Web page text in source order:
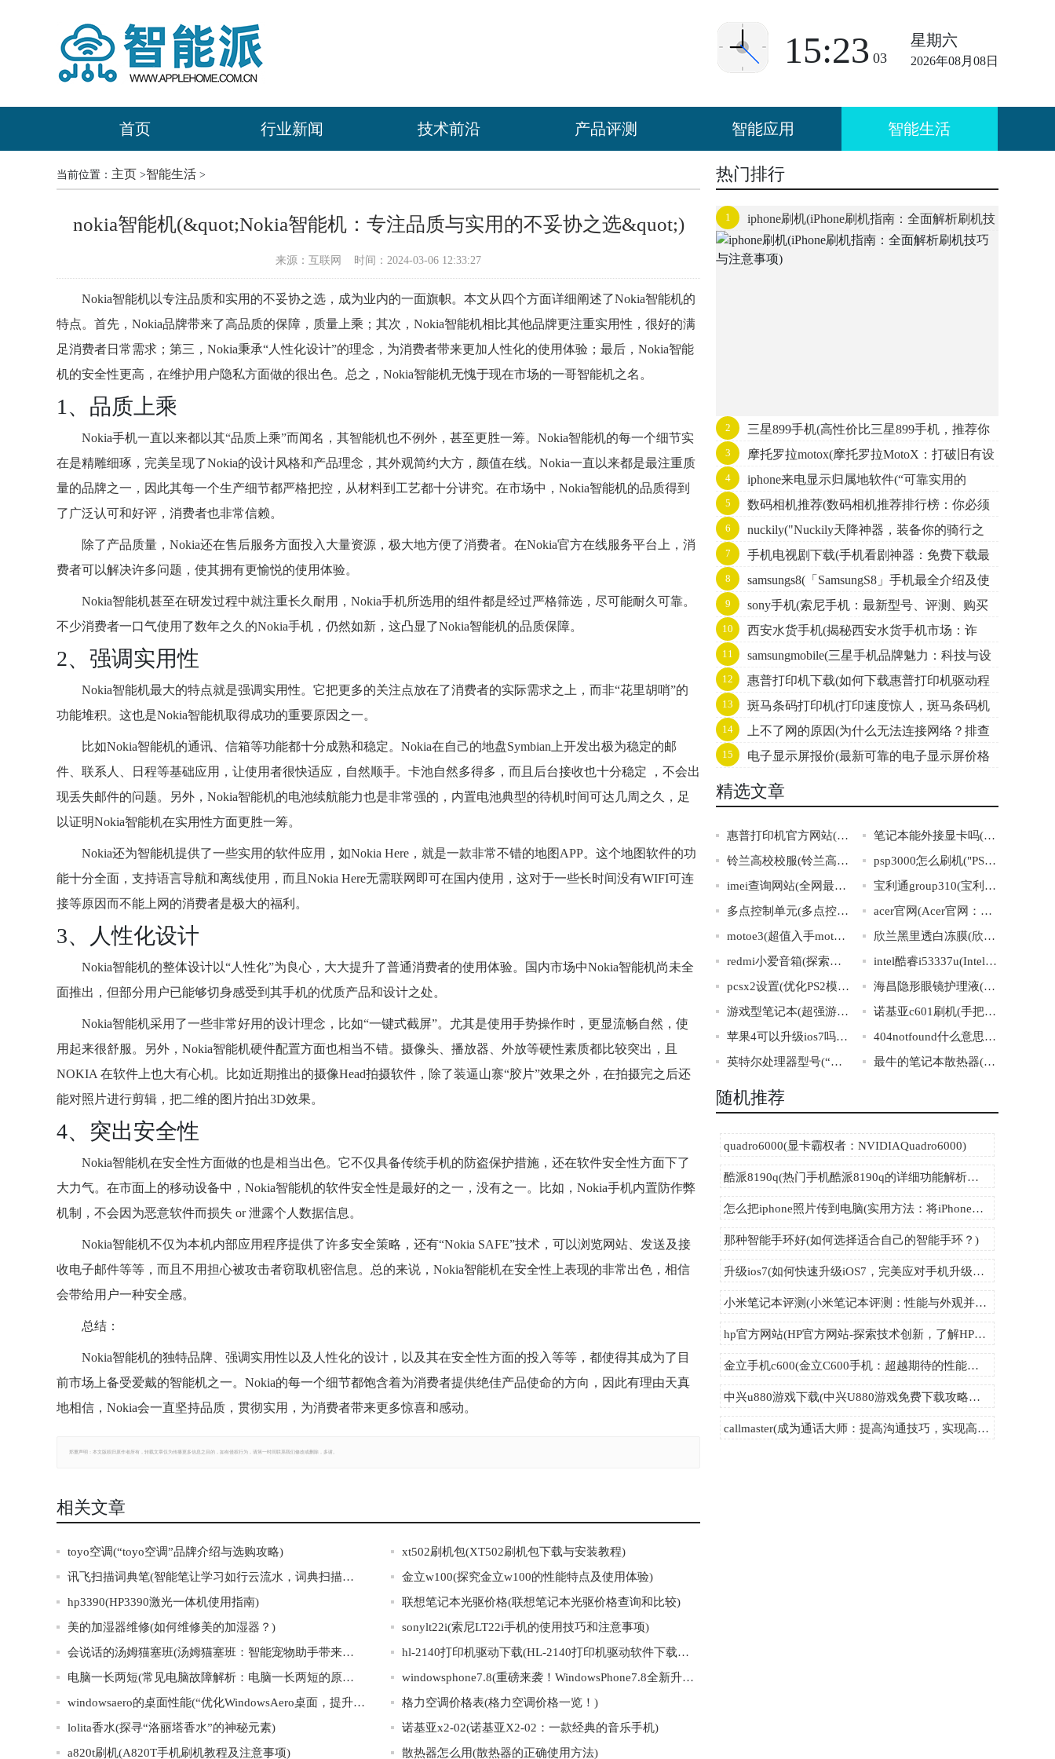
星期六
2026年08月08日
15:23 03
首页 行业新闻 技术前沿 产品评测 智能应用 智能生活
当前位置： 主页 >智能生活 >
nokia智能机(&quot;Nokia智能机：专注品质与实用的不妥协之选&quot;)
来源：互联网 时间：2024-03-06 12:33:27
Nokia智能机以专注品质和实用的不妥协之选，成为业内的一面旗帜。本文从四个方面详细阐述了Nokia智能机的
特点。首先，Nokia品牌带来了高品质的保障，质量上乘；其次，Nokia智能机相比其他品牌更注重实用性，很好的满
足消费者日常需求；第三，Nokia秉承“人性化设计”的理念，为消费者带来更加人性化的使用体验；最后，Nokia智能
机的安全性更高，在维护用户隐私方面做的很出色。总之，Nokia智能机无愧于现在市场的一哥智能机之名。
1、品质上乘
Nokia手机一直以来都以其“品质上乘”而闻名，其智能机也不例外，甚至更胜一筹。Nokia智能机的每一个细节实
在是精雕细琢，完美呈现了Nokia的设计风格和产品理念，其外观简约大方，颜值在线。Nokia一直以来都是最注重质
量的品牌之一，因此其每一个生产细节都严格把控，从材料到工艺都十分讲究。在市场中，Nokia智能机的品质得到
了广泛认可和好评，消费者也非常信赖。
除了产品质量，Nokia还在售后服务方面投入大量资源，极大地方便了消费者。在Nokia官方在线服务平台上，消
费者可以解决许多问题，使其拥有更愉悦的使用体验。
Nokia智能机甚至在研发过程中就注重长久耐用，Nokia手机所选用的组件都是经过严格筛选，尽可能耐久可靠。
不少消费者一口气使用了数年之久的Nokia手机，仍然如新，这凸显了Nokia智能机的品质保障。
2、强调实用性
Nokia智能机最大的特点就是强调实用性。它把更多的关注点放在了消费者的实际需求之上，而非“花里胡哨”的
功能堆积。这也是Nokia智能机取得成功的重要原因之一。
比如Nokia智能机的通讯、信箱等功能都十分成熟和稳定。Nokia在自己的地盘Symbian上开发出极为稳定的邮
件、联系人、日程等基础应用，让使用者很快适应，自然顺手。卡池自然多得多，而且后台接收也十分稳定 ，不会出
现丢失邮件的问题。另外，Nokia智能机的电池续航能力也是非常强的，内置电池典型的待机时间可达几周之久，足
以证明Nokia智能机在实用性方面更胜一筹。
Nokia还为智能机提供了一些实用的软件应用，如Nokia Here，就是一款非常不错的地图APP。这个地图软件的功
能十分全面，支持语言导航和离线使用，而且Nokia Here无需联网即可在国内使用，这对于一些长时间没有WIFI可连
接等原因而不能上网的消费者是极大的福利。
3、人性化设计
Nokia智能机的整体设计以“人性化”为良心，大大提升了普通消费者的使用体验。国内市场中Nokia智能机尚未全
面推出，但部分用户已能够切身感受到其手机的优质产品和设计之处。
Nokia智能机采用了一些非常好用的设计理念，比如“一键式截屏”。尤其是使用手势操作时，更显流畅自然，使
用起来很舒服。另外，Nokia智能机硬件配置方面也相当不错。摄像头、播放器、外放等硬性素质都比较突出，且
NOKIA 在软件上也大有心机。比如近期推出的摄像Head拍摄软件，除了装逼山寨“胶片”效果之外，在拍摄完之后还
能对照片进行剪辑，把二维的图片拍出3D效果。
4、突出安全性
Nokia智能机在安全性方面做的也是相当出色。它不仅具备传统手机的防盗保护措施，还在软件安全性方面下了
大力气。在市面上的移动设备中，Nokia智能机的软件安全性是最好的之一，没有之一。比如，Nokia手机内置防作弊
机制，不会因为恶意软件而损失 or 泄露个人数据信息。
Nokia智能机不仅为本机内部应用程序提供了许多安全策略，还有“Nokia SAFE”技术，可以浏览网站、发送及接
收电子邮件等等，而且不用担心被攻击者窃取机密信息。总的来说，Nokia智能机在安全性上表现的非常出色，相信
会带给用户一种安全感。
总结：
Nokia智能机的独特品牌、强调实用性以及人性化的设计，以及其在安全性方面的投入等等，都使得其成为了目
前市场上备受爱戴的智能机之一。Nokia的每一个细节都饱含着为消费者提供绝佳产品使命的方向，因此有理由天真
地相信，Nokia会一直坚持品质，贯彻实用，为消费者带来更多惊喜和感动。
郑重声明：本文版权归原作者所有，转载文章仅为传播更多信息之目的，如有侵权行为，请第一时间联系我们修改或删除，多谢。
相关文章
toyo空调(“toyo空调”品牌介绍与选购攻略)
xt502刷机包(XT502刷机包下载与安装教程)
讯飞扫描词典笔(智能笔让学习如行云流水，词典扫描一键高效，讯飞笔助您轻松学习)
金立w100(探究金立w100的性能特点及使用体验)
hp3390(HP3390激光一体机使用指南)
联想笔记本光驱价格(联想笔记本光驱价格查询和比较)
美的加湿器维修(如何维修美的加湿器？)
sonylt22i(索尼LT22i手机的使用技巧和注意事项)
会说话的汤姆猫塞班(汤姆猫塞班：智能宠物助手带来趣味互动)
hl-2140打印机驱动下载(HL-2140打印机驱动软件下载指南)
电脑一长两短(常见电脑故障解析：电脑一长两短的原因及解决方法)
windowsphone7.8(重磅来袭！WindowsPhone7.8全新升级震撼上线！)
windowsaero的桌面性能(“优化WindowsAero桌面，提升系统性能”)
格力空调价格表(格力空调价格一览！)
lolita香水(探寻“洛丽塔香水”的神秘元素)
诺基亚x2-02(诺基亚X2-02：一款经典的音乐手机)
a820t刷机(A820T手机刷机教程及注意事项)
散热器怎么用(散热器的正确使用方法)
热门排行
1
iphone刷机(iPhone刷机指南：全面解析刷机技
巧与注意事项)
2
三星899手机(高性价比三星899手机，推荐你
了解！)
3
摩托罗拉motox(摩托罗拉MotoX：打破旧有设
计定义的智能手机之一)
4
iphone来电显示归属地软件(“可靠实用的
iphone来电归属地查询工具”)
5
数码相机推荐(数码相机推荐排行榜：你必须
了解的五款相机)
6
nuckily("Nuckily天降神器，装备你的骑行之
旅")
7
手机电视剧下载(手机看剧神器：免费下载最
新电视剧！)
8
samsungs8(「SamsungS8」手机最全介绍及使
用技巧一览)
9
sony手机(索尼手机：最新型号、评测、购买
攻略全解析)
10
西安水货手机(揭秘西安水货手机市场：诈
骗、侵权、仿冒的惊人内幕)
11
samsungmobile(三星手机品牌魅力：科技与设
计的完美结合)
12
惠普打印机下载(如何下载惠普打印机驱动程
序)
13
斑马条码打印机(打印速度惊人，斑马条码机
来袭！)
14
上不了网的原因(为什么无法连接网络？排查
上不了网的原因！)
15
电子显示屏报价(最新可靠的电子显示屏价格
汇总)
精选文章
惠普打印机官方网站(惠普打印机官网，官方产品销售展示、驱动下载！)
笔记本能外接显卡吗(笔记本电脑是否支持外接显卡？)
铃兰高校校服(铃兰高校校服：校园时尚的代表之一)
psp3000怎么刷机("PSP3000刷机教程详解，一篇就够！")
imei查询网站(全网最全IMEI查询网站推荐！)
宝利通group310(宝利通310集团：产业多元化引领行业发展)
多点控制单元(多点控制单元：智能化控制系统的核心)
acer官网(Acer官网：笔记本电脑、平板电脑、桌面电脑、显示器与配件)
motoe3(超值入手motoe3，你的优秀小伙伴！)
欣兰黑里透白冻膜(欣兰黑里透白冻膜，发现肌肤的新亮点)
redmi小爱音箱(探索世界的好帮手——红米小爱音箱)
intel酷睿i53337u(Intel酷睿i53337U：高效处理，二合一笔记本首选！)
pcsx2设置(优化PS2模拟器配置方法总结)
海昌隐形眼镜护理液(海昌隐形眼镜护理液，给你透明的双眼。)
游戏型笔记本(超强游戏本带你畅玩全世界)
诺基亚c601刷机(手把手教你诺基亚c601刷机！)
苹果4可以升级ios7吗(苹果4升级iOS7是否可行)
404notfound什么意思(浅谈404错误的意义及解决方法)
英特尔处理器型号(“英特尔处理器型号”全解析，你必须知道的三大关键点！)
最牛的笔记本散热器(笔记本散热器之最牛者)
随机推荐
quadro6000(显卡霸权者：NVIDIAQuadro6000)
酷派8190q(热门手机酷派8190q的详细功能解析与使用心得分享)
怎么把iphone照片传到电脑(实用方法：将iPhone照片快速传输至电脑)
那种智能手环好(如何选择适合自己的智能手环？)
升级ios7(如何快速升级iOS7，完美应对手机升级问题！)
小米笔记本评测(小米笔记本评测：性能与外观并存的性价比之选)
hp官方网站(HP官方网站-探索技术创新，了解HP产品信息及服务！)
金立手机c600(金立C600手机：超越期待的性能与设计)
中兴u880游戏下载(中兴U880游戏免费下载攻略全集)
callmaster(成为通话大师：提高沟通技巧，实现高效沟通。)